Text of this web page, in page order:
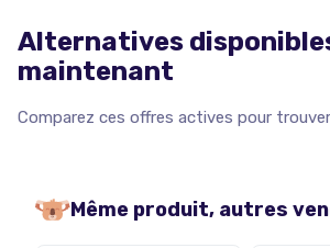
Alternatives
maintenant
Comparez ces offres actives pour
Même produit, autres